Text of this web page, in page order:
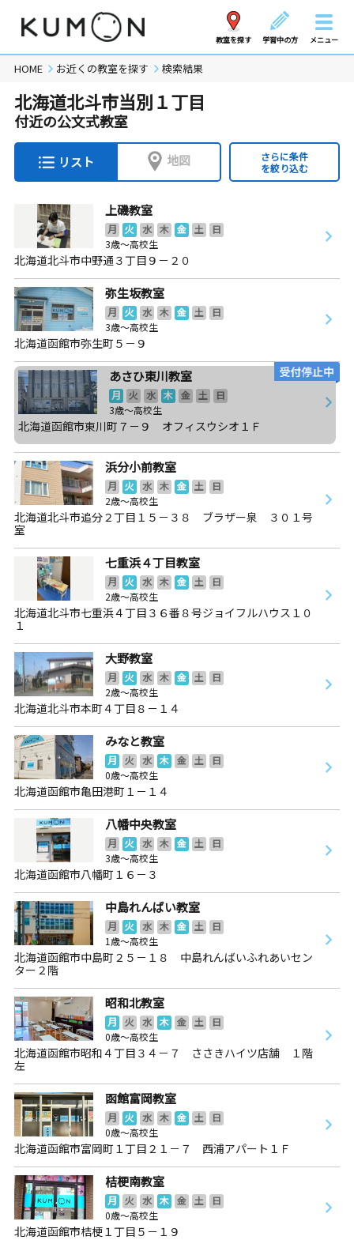
教室を探す 学習中の方 メニュー
HOME お近くの教室を探す 検索結果
北海道北斗市当別１丁目
付近の公文式教室
リスト 地図
さらに条件
を絞り込む
上磯教室
月 火 水 木 金 土
日
3歳～高校生
北海道北斗市中野通３丁目９－２０
弥生坂教室
月 火 水 木 金 土
日
3歳～高校生
北海道函館市弥生町５－９
あさひ東川教室
月 火 水 木 金 土
日
3歳～高校生
北海道函館市東川町７－９ オフィスウシオ１Ｆ
浜分小前教室
月 火 水 木 金 土
日
2歳～高校生
北海道北斗市追分２丁目１５－３８ ブラザー泉 ３０１号
室
七重浜４丁目教室
月 火 水 木 金 土
日
2歳～高校生
北海道北斗市七重浜４丁目３６番８号ジョイフルハウス１０
１
大野教室
月 火 水 木 金 土
日
2歳～高校生
北海道北斗市本町４丁目８－１４
みなと教室
月 火 水 木 金 土
日
0歳～高校生
北海道函館市亀田港町１－１４
八幡中央教室
月 火 水 木 金 土
日
3歳～高校生
北海道函館市八幡町１６－３
中島れんばい教室
月 火 水 木 金 土
日
1歳～高校生
北海道函館市中島町２５－１８ 中島れんばいふれあいセン
ター２階
昭和北教室
月 火 水 木 金 土
日
0歳～高校生
北海道函館市昭和４丁目３４－７ ささきハイツ店舗 １階
左
函館富岡教室
月 火 水 木 金 土
日
0歳～高校生
北海道函館市富岡町１丁目２１－７ 西浦アパート１Ｆ
桔梗南教室
月 火 水 木 金 土
日
0歳～高校生
北海道函館市桔梗１丁目５－１９